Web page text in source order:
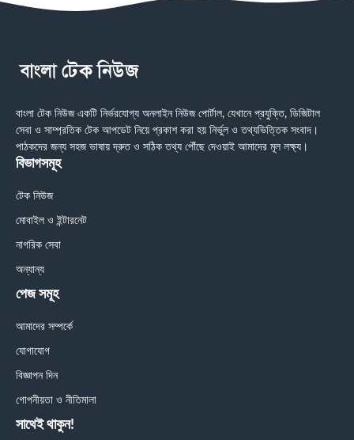
বাংলা টেক নিউজ একটি নির্ভরযোগ্য অনলাইন নিউজ পোর্টাল, যেখানে প্রযুক্তি, ডিজিটাল
সেবা ও সাম্প্রতিক টেক আপডেট নিয়ে প্রকাশ করা হয় নির্ভুল ও তথ্যভিত্তিক সংবাদ।
পাঠকদের জন্য সহজ ভাষায় দ্রুত ও সঠিক তথ্য পৌঁছে দেওয়াই আমাদের মূল লক্ষ্য।
বিভাগসমূহ
টেক নিউজ
মোবাইল ও ইন্টারনেট
নাগরিক সেবা
অন্যান্য
পেজ সমূহ
আমাদের সম্পর্কে
যোগাযোগ
বিজ্ঞাপন দিন
গোপনীয়তা ও নীতিমালা
সাথেই থাকুন!